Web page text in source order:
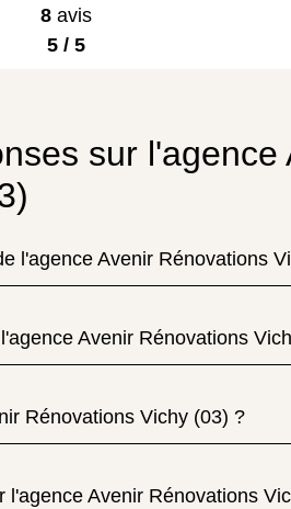
8 avis
5 / 5
sur l'agence
l'agence Avenir Rénovations
Avenir Rénovations
Rénovations Vichy (03) ?
Avenir Rénovations